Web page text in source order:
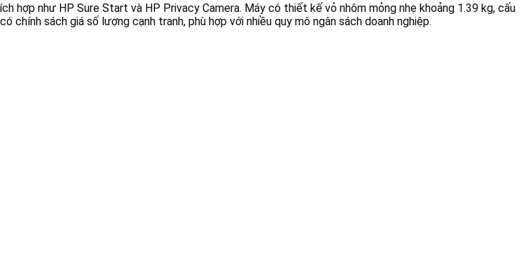
hợp như HP Sure Start và HP Privacy Camera. Máy có thiết kế vỏ nhôm mỏng nhẹ khoảng 1.39 kg, cấu
sách giá số lượng cạnh tranh, phù hợp với nhiều quy mô ngân sách doanh nghiệp.